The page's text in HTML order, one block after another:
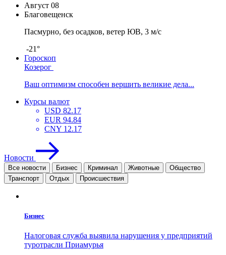
Август 08
Благовещенск
Пасмурно, без осадков, ветер ЮВ, 3 м/с
-21°
Гороскоп
Козерог
Ваш оптимизм способен вершить великие дела...
Курсы валют
USD 82.17
EUR 94.84
CNY 12.17
Новости
Все новости Бизнес Криминал Животные
Общество
Транспорт
Отдых Проиcшествия
Бизнес
Налоговая служба выявила нарушения у предприятий
туротрасли Приамурья